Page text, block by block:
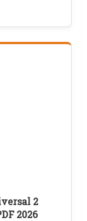
2
2026